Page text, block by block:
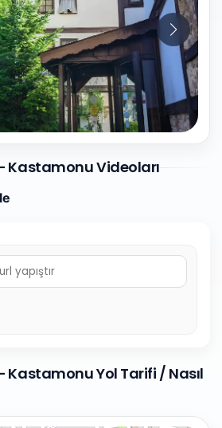
Kastamonu Videoları
Kastamonu Yol Tarifi / Nasıl